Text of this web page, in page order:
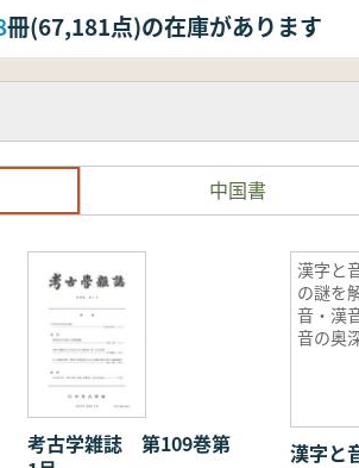
冊(67,181点)の在庫があります
中国書
考古学雑誌 第109巻第
漢字と
の謎を
音・漢
音の奥
漢字と